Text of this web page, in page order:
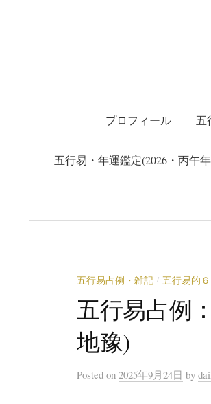
へ
プロフィール 五
五行易・年運鑑定(2026・丙午
五行易占例・雑記 / 五行易的
五行易占例
地豫)
Posted on 2025年9月24日 by